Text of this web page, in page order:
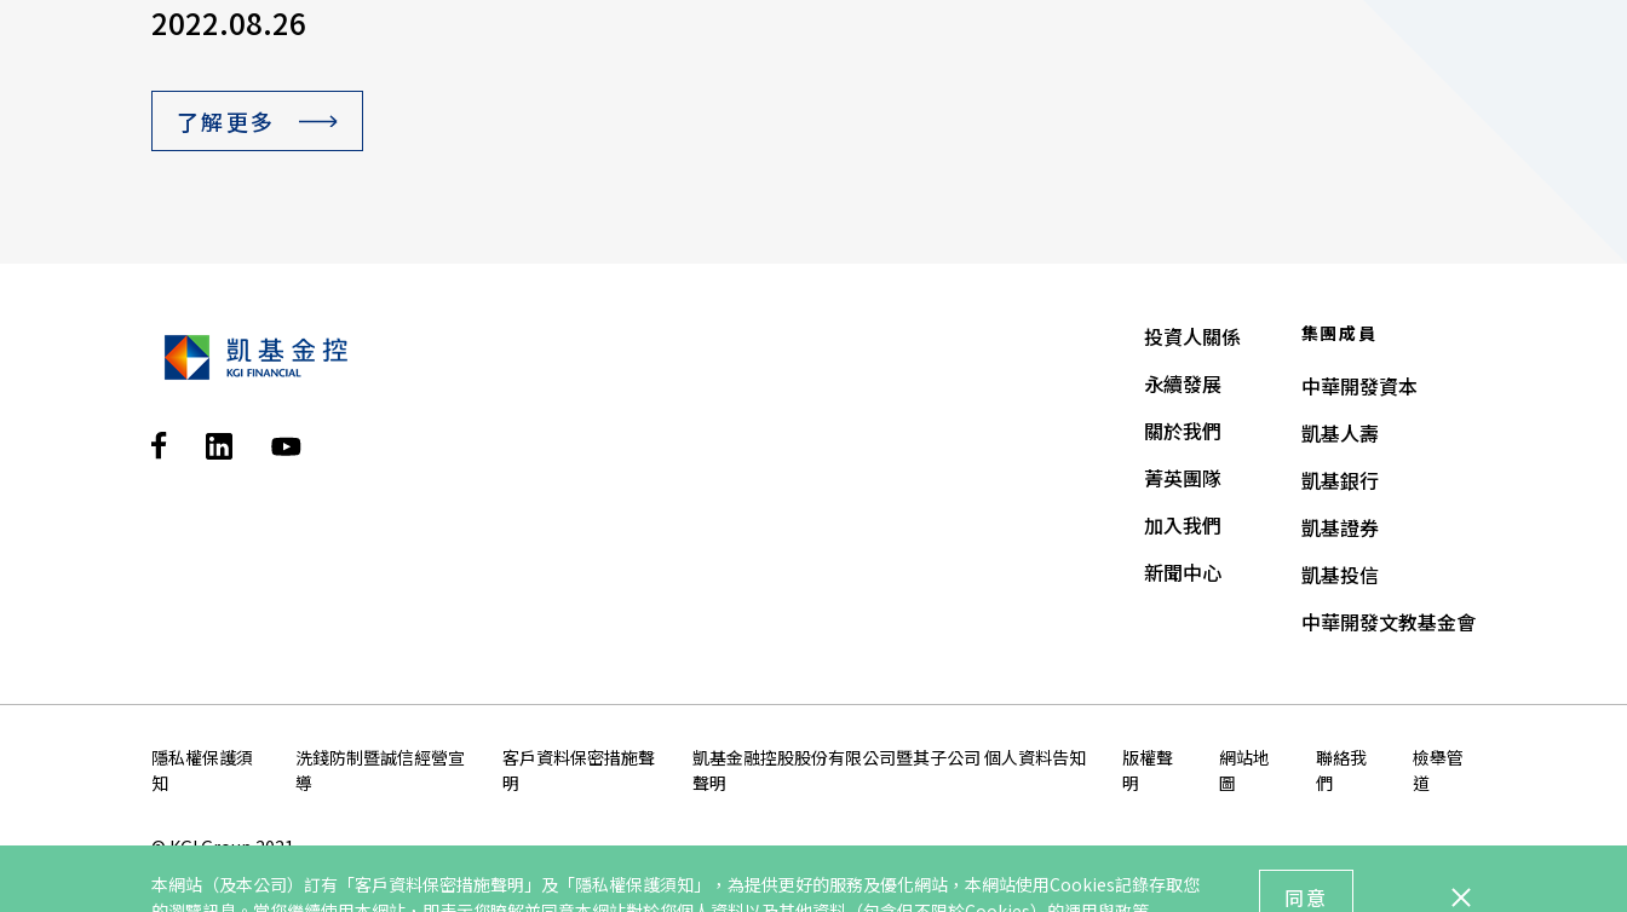
2022.08.26
了解更多
本網站（及本公司）訂有「客戶資料保密措施聲明」及「隱私權保護須知」，為提供更好的服務及優化網站，本網站使用Cookies記錄存取您
同意
投資人關係
永續發展
關於我們
菁英團隊
加入我們
新聞中心
集團成員
中華開發資本
凱基人壽
凱基銀行
凱基證券
凱基投信
中華開發文教基金會
© KGI Group 2021
隱私權保護須
知
洗錢防制暨誠信經營宣
導
客戶資料保密措施聲
明
凱基金融控股股份有限公司暨其子公司 個人資料告知
聲明
版權聲
明
網站地
圖
聯絡我
們
檢舉管
道
建議瀏覽器 Edge、Chrome、Safari、Firefox 以上最新版本